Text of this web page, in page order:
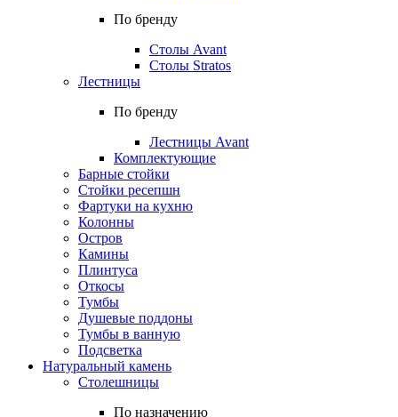
По бренду
Столы Avant
Столы Stratos
Лестницы
По бренду
Лестницы Avant
Комплектующие
Барные стойки
Стойки ресепшн
Фартуки на кухню
Колонны
Остров
Камины
Плинтуса
Откосы
Тумбы
Душевые поддоны
Тумбы в ванную
Подсветка
Натуральный камень
Столешницы
По назначению